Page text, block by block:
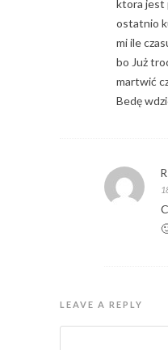
ktora jest
ostatnio
mi ile
bo Już
martwić
Bedę
LEAVE A REPLY